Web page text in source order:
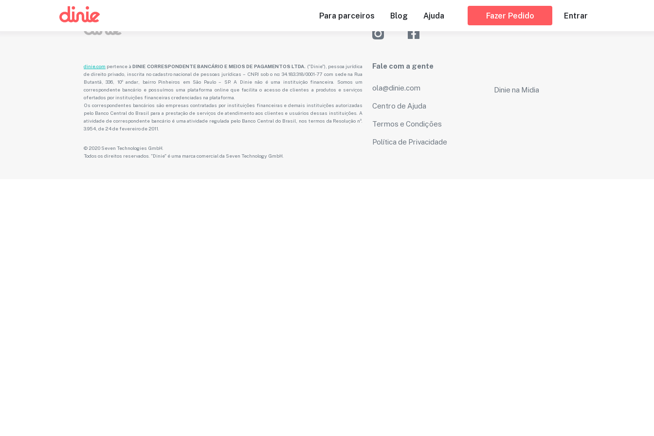
Para parceiros Blog Ajuda Fazer Pedido Entrar
dinie.com pertence àDINIE CORRESPONDENTE BANCÁRIO E MEIOS DE PAGAMENTOS LTDA. ("Dinie"), pessoa jurídica
de direito privado, inscrita no cadastro nacional de pessoas jurídicas – CNPJ sob o no: 34.183.318/0001-77 com sede na Rua
Butantã, 336, 10º andar, bairro Pinheiros em São Paulo – SP. A Dinie não é uma instituição financeira. Somos um
correspondente bancário e possuímos uma plataforma online que facilita o acesso de clientes a produtos e serviços
ofertados por instituições financeiras credenciadas na plataforma.
Os correspondentes bancários são empresas contratadas por instituições financeiras e demais instituições autorizadas
pelo Banco Central do Brasil para a prestação de serviços de atendimento aos clientes e usuários dessas instituições. A
atividade de correspondente bancário é uma atividade regulada pelo Banco Central do Brasil, nos termos da Resolução nº.
3.954, de 24 de fevereiro de 2011.
© 2020 Seven Technologies GmbH.
Todos os direitos reservados. "Dinie" é uma marca comercial da Seven Technology GmbH.
Fale com a gente
ola@dinie.com
Centro de Ajuda
Termos e Condições
Política de Privacidade
Dinie na Midia